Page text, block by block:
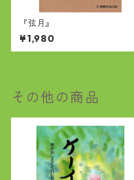
『弦月』
¥1,980
その他の商品